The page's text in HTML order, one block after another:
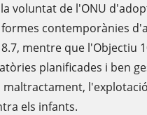
la voluntat de l'ONU
contemporànies
mentre que l'Objectiu
planificades i ben
els infants.